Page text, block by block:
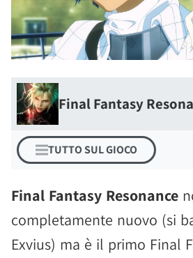
Final Fantasy
TUTTO SUL GIOCO
Final Fantasy Resonance
completamente nuovo (si
Exvius) ma è il primo Final